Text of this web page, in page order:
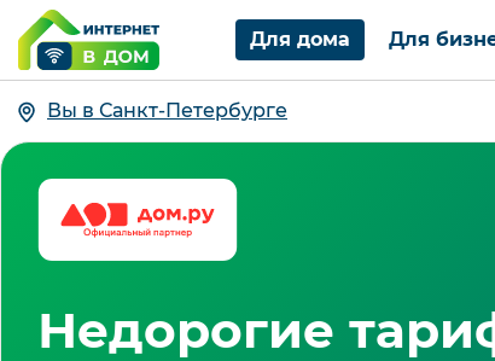
Для дома Для
Вы в Санкт-Петербурге
Недорогие